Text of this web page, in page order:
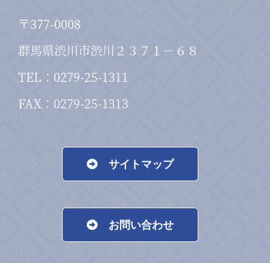
〒377-0008
群馬県渋川市渋川２３７１－６８
TEL：0279-25-1311
FAX：0279-25-1313
サイトマップ
お問い合わせ